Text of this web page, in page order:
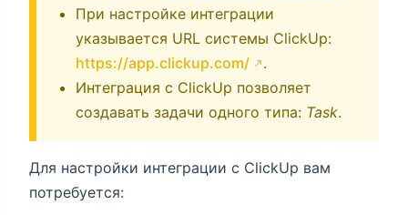
При настройке интеграции
указывается URL системы ClickUp:
https://app.clickup.com/
.
Интеграция с ClickUp позволяет
создавать задачи одного типа: Task.
Для настройки интеграции с ClickUp вам
потребуется: